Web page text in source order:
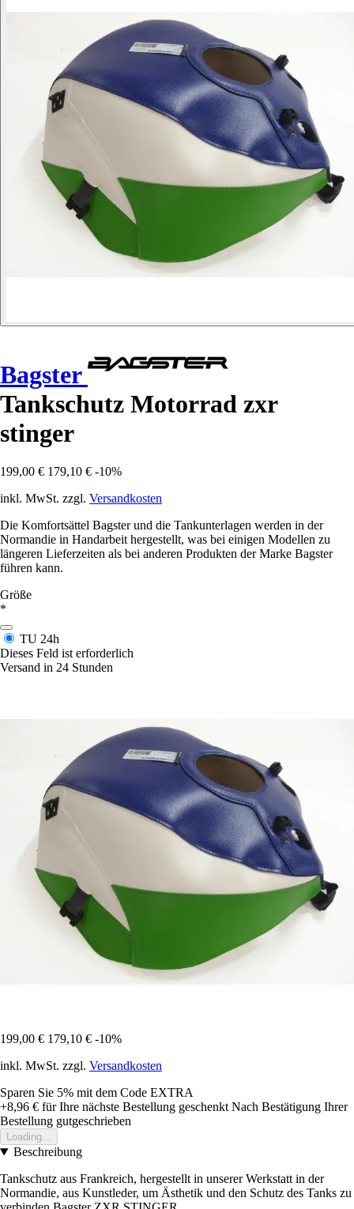
Bagster
Tankschutz Motorrad zxr
stinger
199,00 € 179,10 € -10%
inkl. MwSt. zzgl. Versandkosten
Die Komfortsättel Bagster und die Tankunterlagen werden in der
Normandie in Handarbeit hergestellt, was bei einigen Modellen zu
längeren Lieferzeiten als bei anderen Produkten der Marke Bagster
führen kann.
Größe
*
TU 24h
Dieses Feld ist erforderlich
Versand in 24 Stunden
199,00 € 179,10 € -10%
inkl. MwSt. zzgl. Versandkosten
Sparen Sie 5% mit dem Code EXTRA
+8,96 € für Ihre nächste Bestellung geschenkt Nach Bestätigung Ihrer
Bestellung gutgeschrieben
Loading...
Beschreibung
Tankschutz aus Frankreich, hergestellt in unserer Werkstatt in der
Normandie, aus Kunstleder, um Ästhetik und den Schutz des Tanks zu